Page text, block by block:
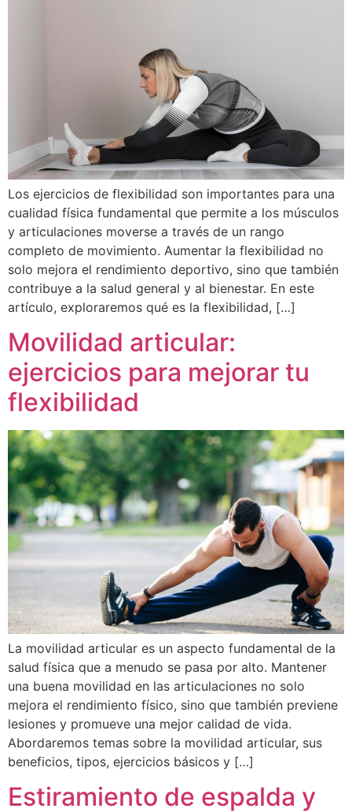
Los ejercicios de flexibilidad son importantes para una
cualidad física fundamental que permite a los músculos
y articulaciones moverse a través de un rango
completo de movimiento. Aumentar la flexibilidad no
solo mejora el rendimiento deportivo, sino que también
contribuye a la salud general y al bienestar. En este
artículo, exploraremos qué es la flexibilidad, […]
Movilidad articular:
ejercicios para mejorar tu
flexibilidad
La movilidad articular es un aspecto fundamental de la
salud física que a menudo se pasa por alto. Mantener
una buena movilidad en las articulaciones no solo
mejora el rendimiento físico, sino que también previene
lesiones y promueve una mejor calidad de vida.
Abordaremos temas sobre la movilidad articular, sus
beneficios, tipos, ejercicios básicos y […]
Estiramiento de espalda y